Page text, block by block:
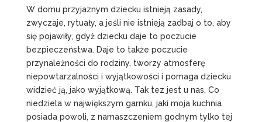
W domu przyjaznym dziecku istnieją zasady,
zwyczaje, rytuały, a jeśli nie istnieją zadbaj o to, aby
się pojawiły, gdyż dziecku daje to poczucie
bezpieczeństwa. Daje to także poczucie
przynależności do rodziny, tworzy atmosferę
niepowtarzalności i wyjątkowości i pomaga dziecku
widzieć ją, jako wyjątkową. Tak tez jest u nas. Co
niedziela w największym garnku, jaki moja kuchnia
posiada powoli, z namaszczeniem godnym tylko tej